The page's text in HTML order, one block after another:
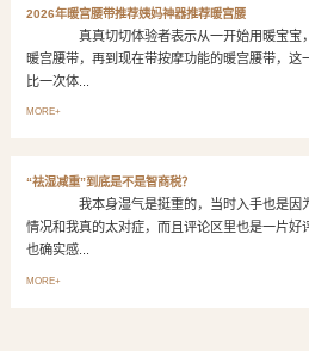
2026年暖宫腰带推荐姨妈神器推荐暖宫腰
真真切切体验者表示从一开始用暖宝宝，
暖宫腰带，再到现在带按摩功能的暖宫腰带，这
比一次体...
MORE+
“祛湿减重”到底是不是智商税？
我本身湿气是挺重的，当时入手也是因为
情况和我真的太对症，而且评论区里也是一
也确实感...
MORE+